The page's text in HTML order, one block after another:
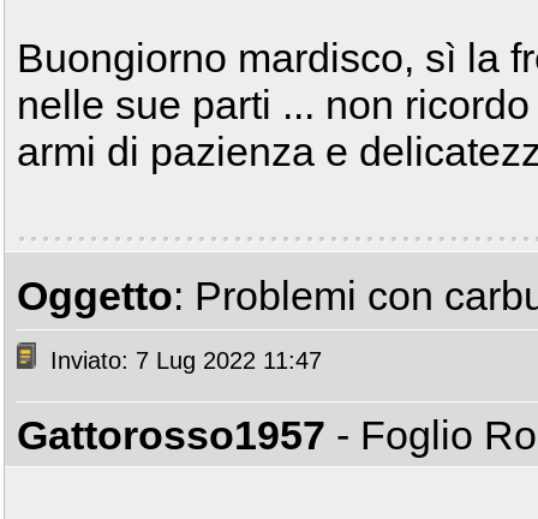
Buongiorno mardisco, sì la
nelle sue parti ... non
armi di pazienza e
Oggetto: Problemi con
Inviato: 7 Lug 2022 11:47
Gattorosso1957 - Foglio